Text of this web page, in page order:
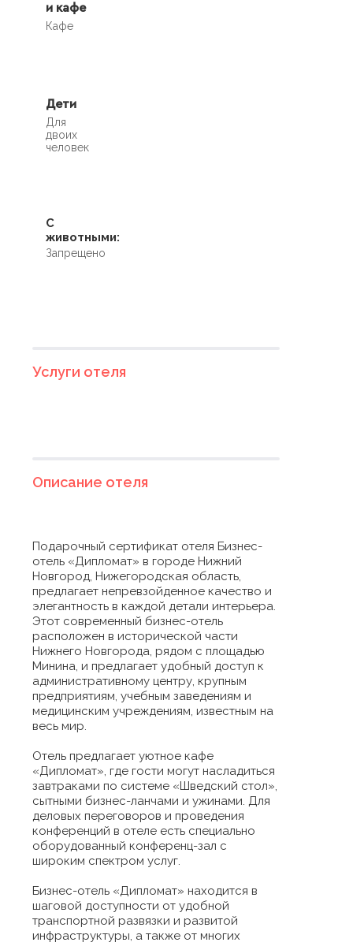
и кафе
Кафе
Дети
Для
двоих
человек
С
животными:
Запрещено
Услуги отеля
Описание отеля
Подарочный сертификат отеля Бизнес-
отель «Дипломат» в городе Нижний
Новгород, Нижегородская область,
предлагает непревзойденное качество и
элегантность в каждой детали интерьера.
Этот современный бизнес-отель
расположен в исторической части
Нижнего Новгорода, рядом с площадью
Минина, и предлагает удобный доступ к
административному центру, крупным
предприятиям, учебным заведениям и
медицинским учреждениям, известным на
весь мир.
Отель предлагает уютное кафе
«Дипломат», где гости могут насладиться
завтраками по системе «Шведский стол»,
сытными бизнес-ланчами и ужинами. Для
деловых переговоров и проведения
конференций в отеле есть специально
оборудованный конференц-зал с
широким спектром услуг.
Бизнес-отель «Дипломат» находится в
шаговой доступности от удобной
транспортной развязки и развитой
инфраструктуры, а также от многих